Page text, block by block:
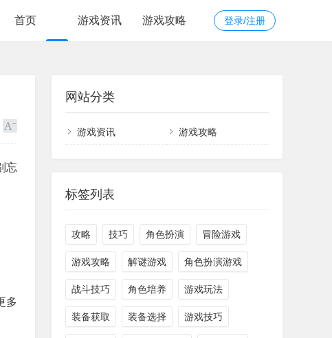
登录/注册
首页 游戏资讯 游戏攻略
忘
多
网站分类
游戏资讯 游戏攻略
标签列表
攻略 技巧 角色扮演 冒险游戏
游戏攻略 解谜游戏 角色扮演游戏
战斗技巧 角色培养 游戏玩法
装备获取 装备选择 游戏技巧